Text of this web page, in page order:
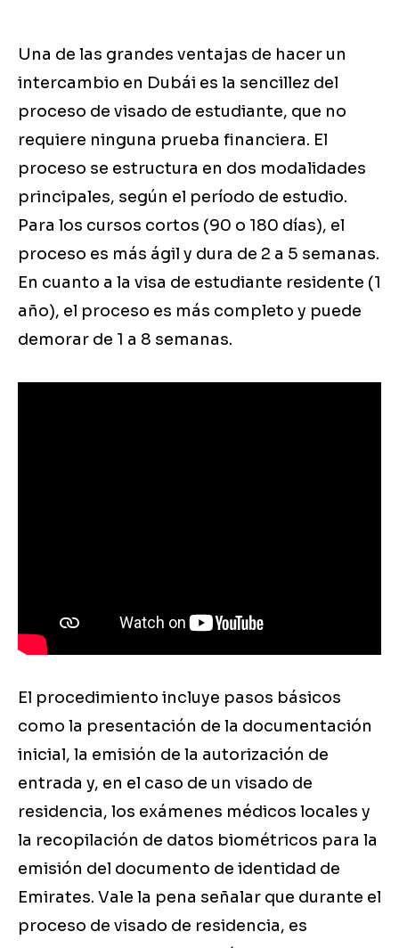
Una de las grandes ventajas de hacer un
intercambio en Dubái es la sencillez del
proceso de visado de estudiante, que no
requiere ninguna prueba financiera. El
proceso se estructura en dos modalidades
principales, según el período de estudio.
Para los cursos cortos (90 o 180 días), el
proceso es más ágil y dura de 2 a 5 semanas.
En cuanto a la visa de estudiante residente (1
año), el proceso es más completo y puede
demorar de 1 a 8 semanas.
El procedimiento incluye pasos básicos
como la presentación de la documentación
inicial, la emisión de la autorización de
entrada y, en el caso de un visado de
residencia, los exámenes médicos locales y
la recopilación de datos biométricos para la
emisión del documento de identidad de
Emirates. Vale la pena señalar que durante el
proceso de visado de residencia, es